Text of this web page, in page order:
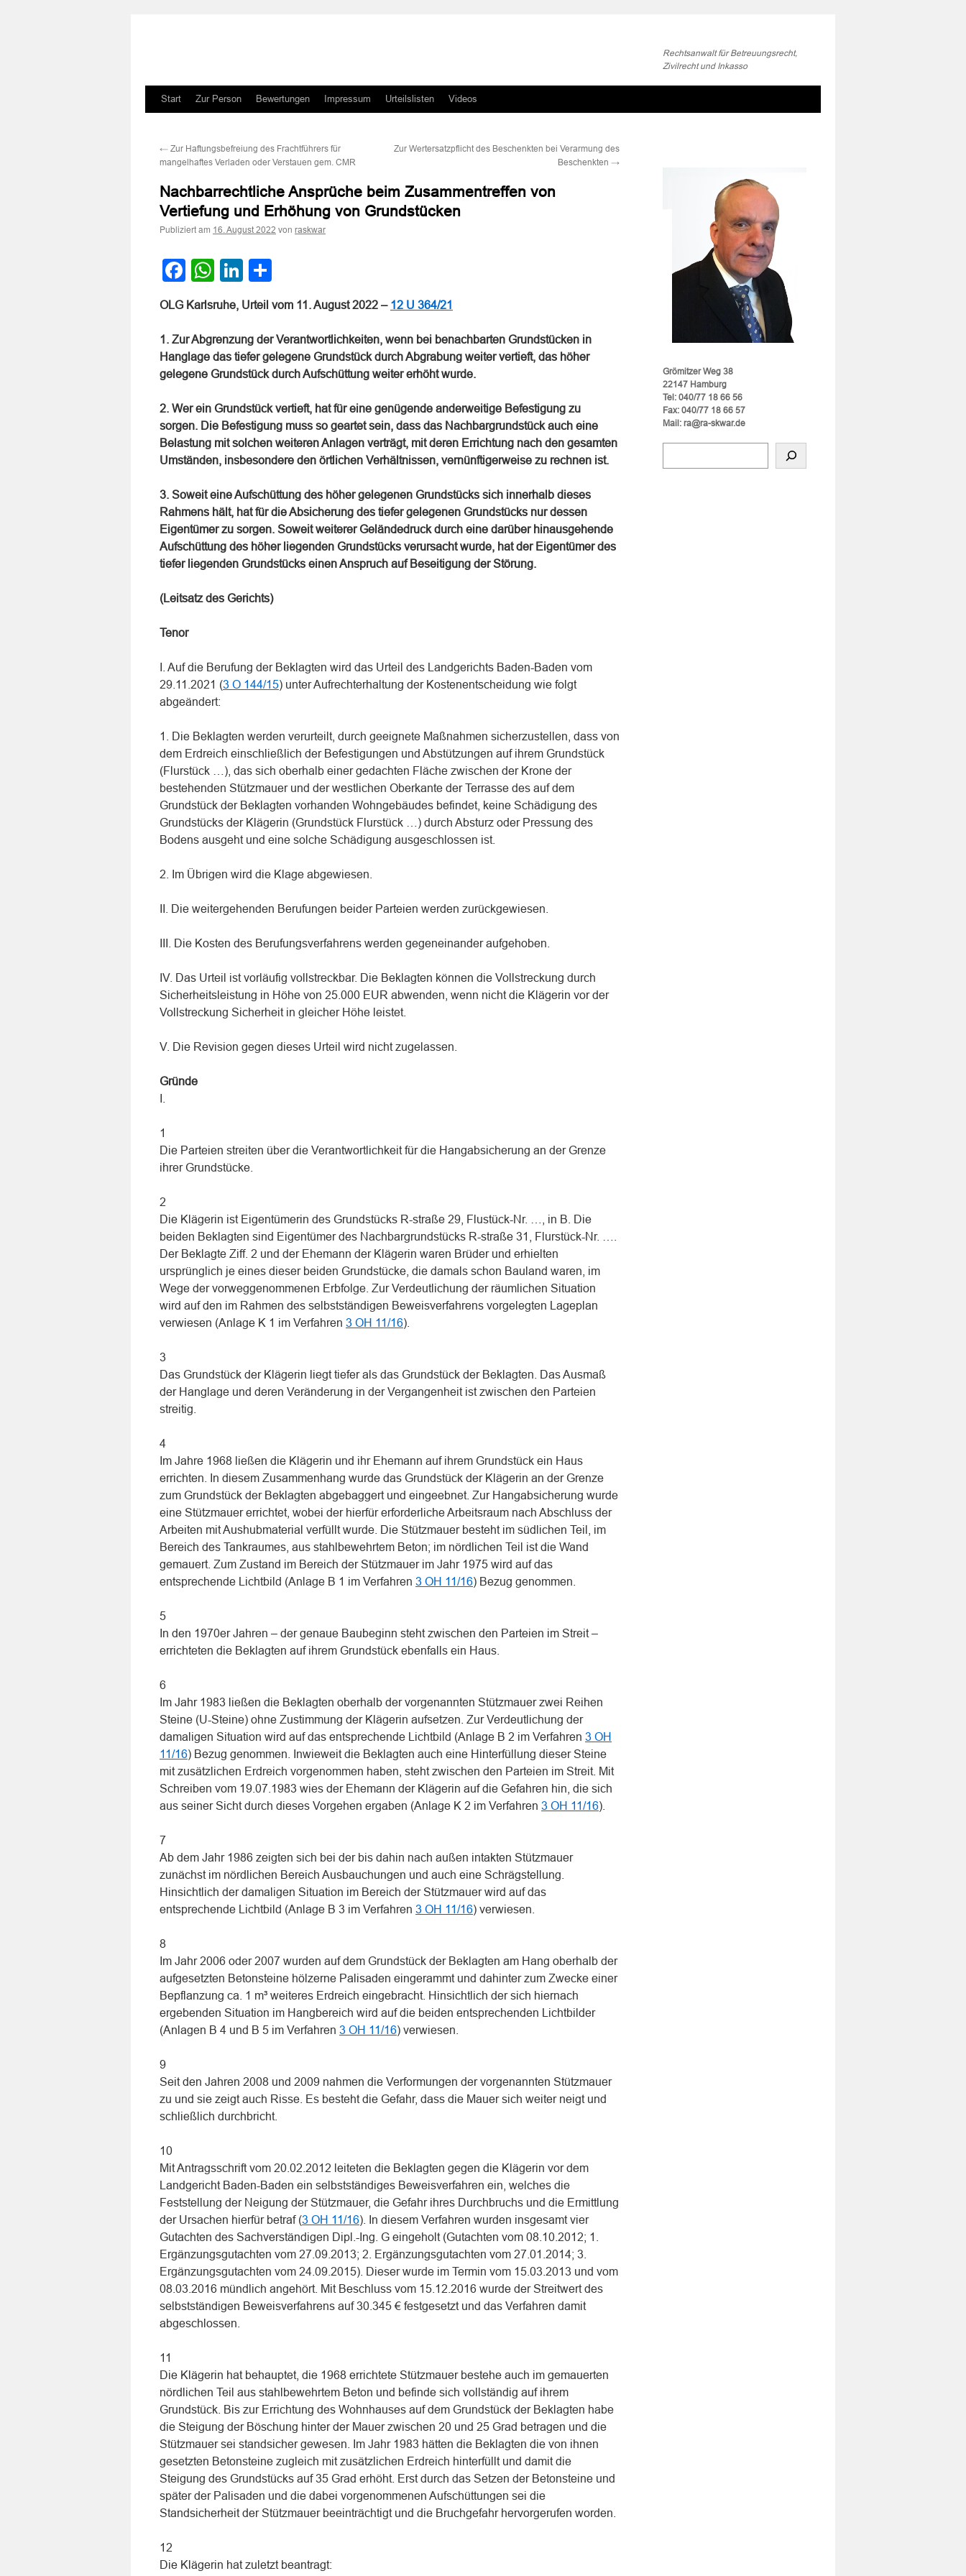
Rechtsanwalt für Betreuungsrecht,
Zivilrecht und Inkasso
Zum
springen
Start Zur Person Bewertungen Impressum Urteilslisten Videos
← Zur Haftungsbefreiung des Frachtführers für
mangelhaftes Verladen oder Verstauen gem. CMR
Zur Wertersatzpflicht des Beschenkten bei Verarmung des
Beschenkten →
Nachbarrechtliche Ansprüche beim Zusammentreffen von
Vertiefung und Erhöhung von Grundstücken
Publiziert am 16. August 2022 von raskwar
Facebook
WhatsApp
LinkedIn
OLG Karlsruhe, Urteil vom 11. August 2022 – 12 U 364/21
1. Zur Abgrenzung der Verantwortlichkeiten, wenn bei benachbarten Grundstücken in
Hanglage das tiefer gelegene Grundstück durch Abgrabung weiter vertieft, das höher
gelegene Grundstück durch Aufschüttung weiter erhöht wurde.
2. Wer ein Grundstück vertieft, hat für eine genügende anderweitige Befestigung zu
sorgen. Die Befestigung muss so geartet sein, dass das Nachbargrundstück auch eine
Belastung mit solchen weiteren Anlagen verträgt, mit deren Errichtung nach den gesamten
Umständen, insbesondere den örtlichen Verhältnissen, vernünftigerweise zu rechnen ist.
3. Soweit eine Aufschüttung des höher gelegenen Grundstücks sich innerhalb dieses
Rahmens hält, hat für die Absicherung des tiefer gelegenen Grundstücks nur dessen
Eigentümer zu sorgen. Soweit weiterer Geländedruck durch eine darüber hinausgehende
Aufschüttung des höher liegenden Grundstücks verursacht wurde, hat der Eigentümer des
tiefer liegenden Grundstücks einen Anspruch auf Beseitigung der Störung.
(Leitsatz des Gerichts)
Tenor
I. Auf die Berufung der Beklagten wird das Urteil des Landgerichts Baden-Baden vom
29.11.2021 (3 O 144/15) unter Aufrechterhaltung der Kostenentscheidung wie folgt
abgeändert:
1. Die Beklagten werden verurteilt, durch geeignete Maßnahmen sicherzustellen, dass von
dem Erdreich einschließlich der Befestigungen und Abstützungen auf ihrem Grundstück
(Flurstück …), das sich oberhalb einer gedachten Fläche zwischen der Krone der
bestehenden Stützmauer und der westlichen Oberkante der Terrasse des auf dem
Grundstück der Beklagten vorhanden Wohngebäudes befindet, keine Schädigung des
Grundstücks der Klägerin (Grundstück Flurstück …) durch Absturz oder Pressung des
Bodens ausgeht und eine solche Schädigung ausgeschlossen ist.
2. Im Übrigen wird die Klage abgewiesen.
II. Die weitergehenden Berufungen beider Parteien werden zurückgewiesen.
III. Die Kosten des Berufungsverfahrens werden gegeneinander aufgehoben.
IV. Das Urteil ist vorläufig vollstreckbar. Die Beklagten können die Vollstreckung durch
Sicherheitsleistung in Höhe von 25.000 EUR abwenden, wenn nicht die Klägerin vor der
Vollstreckung Sicherheit in gleicher Höhe leistet.
V. Die Revision gegen dieses Urteil wird nicht zugelassen.
Gründe
1
Die Parteien streiten über die Verantwortlichkeit für die Hangabsicherung an der Grenze
ihrer Grundstücke.
2
Die Klägerin ist Eigentümerin des Grundstücks R-straße 29, Flustück-Nr. …, in B. Die
beiden Beklagten sind Eigentümer des Nachbargrundstücks R-straße 31, Flurstück-Nr. ….
Der Beklagte Ziff. 2 und der Ehemann der Klägerin waren Brüder und erhielten
ursprünglich je eines dieser beiden Grundstücke, die damals schon Bauland waren, im
Wege der vorweggenommenen Erbfolge. Zur Verdeutlichung der räumlichen Situation
wird auf den im Rahmen des selbstständigen Beweisverfahrens vorgelegten Lageplan
verwiesen (Anlage K 1 im Verfahren 3 OH 11/16).
3
Das Grundstück der Klägerin liegt tiefer als das Grundstück der Beklagten. Das Ausmaß
der Hanglage und deren Veränderung in der Vergangenheit ist zwischen den Parteien
streitig.
4
Im Jahre 1968 ließen die Klägerin und ihr Ehemann auf ihrem Grundstück ein Haus
errichten. In diesem Zusammenhang wurde das Grundstück der Klägerin an der Grenze
zum Grundstück der Beklagten abgebaggert und eingeebnet. Zur Hangabsicherung wurde
eine Stützmauer errichtet, wobei der hierfür erforderliche Arbeitsraum nach Abschluss der
Arbeiten mit Aushubmaterial verfüllt wurde. Die Stützmauer besteht im südlichen Teil, im
Bereich des Tankraumes, aus stahlbewehrtem Beton; im nördlichen Teil ist die Wand
gemauert. Zum Zustand im Bereich der Stützmauer im Jahr 1975 wird auf das
entsprechende Lichtbild (Anlage B 1 im Verfahren 3 OH 11/16) Bezug genommen.
5
In den 1970er Jahren – der genaue Baubeginn steht zwischen den Parteien im Streit –
errichteten die Beklagten auf ihrem Grundstück ebenfalls ein Haus.
6
Im Jahr 1983 ließen die Beklagten oberhalb der vorgenannten Stützmauer zwei Reihen
Steine (U-Steine) ohne Zustimmung der Klägerin aufsetzen. Zur Verdeutlichung der
damaligen Situation wird auf das entsprechende Lichtbild (Anlage B 2 im Verfahren 3 OH
11/16) Bezug genommen. Inwieweit die Beklagten auch eine Hinterfüllung dieser Steine
mit zusätzlichen Erdreich vorgenommen haben, steht zwischen den Parteien im Streit. Mit
Schreiben vom 19.07.1983 wies der Ehemann der Klägerin auf die Gefahren hin, die sich
aus seiner Sicht durch dieses Vorgehen ergaben (Anlage K 2 im Verfahren 3 OH 11/16).
7
Ab dem Jahr 1986 zeigten sich bei der bis dahin nach außen intakten Stützmauer
zunächst im nördlichen Bereich Ausbauchungen und auch eine Schrägstellung.
Hinsichtlich der damaligen Situation im Bereich der Stützmauer wird auf das
entsprechende Lichtbild (Anlage B 3 im Verfahren 3 OH 11/16) verwiesen.
8
Im Jahr 2006 oder 2007 wurden auf dem Grundstück der Beklagten am Hang oberhalb der
aufgesetzten Betonsteine hölzerne Palisaden eingerammt und dahinter zum Zwecke einer
Bepflanzung ca. 1 m³ weiteres Erdreich eingebracht. Hinsichtlich der sich hiernach
ergebenden Situation im Hangbereich wird auf die beiden entsprechenden Lichtbilder
(Anlagen B 4 und B 5 im Verfahren 3 OH 11/16) verwiesen.
9
Seit den Jahren 2008 und 2009 nahmen die Verformungen der vorgenannten Stützmauer
zu und sie zeigt auch Risse. Es besteht die Gefahr, dass die Mauer sich weiter neigt und
schließlich durchbricht.
10
Mit Antragsschrift vom 20.02.2012 leiteten die Beklagten gegen die Klägerin vor dem
Landgericht Baden-Baden ein selbstständiges Beweisverfahren ein, welches die
Feststellung der Neigung der Stützmauer, die Gefahr ihres Durchbruchs und die Ermittlung
der Ursachen hierfür betraf (3 OH 11/16). In diesem Verfahren wurden insgesamt vier
Gutachten des Sachverständigen Dipl.-Ing. G eingeholt (Gutachten vom 08.10.2012; 1.
Ergänzungsgutachten vom 27.09.2013; 2. Ergänzungsgutachten vom 27.01.2014; 3.
Ergänzungsgutachten vom 24.09.2015). Dieser wurde im Termin vom 15.03.2013 und vom
08.03.2016 mündlich angehört. Mit Beschluss vom 15.12.2016 wurde der Streitwert des
selbstständigen Beweisverfahrens auf 30.345 € festgesetzt und das Verfahren damit
abgeschlossen.
11
Die Klägerin hat behauptet, die 1968 errichtete Stützmauer bestehe auch im gemauerten
nördlichen Teil aus stahlbewehrtem Beton und befinde sich vollständig auf ihrem
Grundstück. Bis zur Errichtung des Wohnhauses auf dem Grundstück der Beklagten habe
die Steigung der Böschung hinter der Mauer zwischen 20 und 25 Grad betragen und die
Stützmauer sei standsicher gewesen. Im Jahr 1983 hätten die Beklagten die von ihnen
gesetzten Betonsteine zugleich mit zusätzlichen Erdreich hinterfüllt und damit die
Steigung des Grundstücks auf 35 Grad erhöht. Erst durch das Setzen der Betonsteine und
später der Palisaden und die dabei vorgenommenen Aufschüttungen sei die
Standsicherheit der Stützmauer beeinträchtigt und die Bruchgefahr hervorgerufen worden.
12
Die Klägerin hat zuletzt beantragt:
Grömitzer Weg 38
22147 Hamburg
Tel: 040/77 18 66 56
Fax: 040/77 18 66 57
Mail: ra@ra-skwar.de